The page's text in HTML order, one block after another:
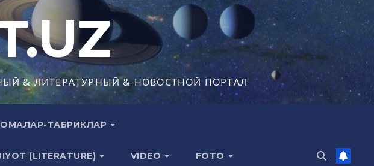
& ЛИТЕРАТУРНЫЙ & НОВОСТНОЙ ПОРТАЛ
ТАБРИКЛАР
(LITERATURE) VIDEO FOTO